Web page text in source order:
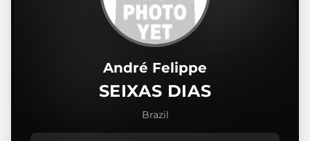
André Felippe
SEIXAS DIAS
Brazil